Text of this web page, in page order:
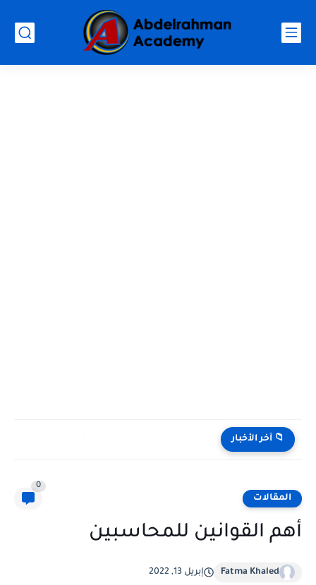
📁 آخر الأخبار
المقالات
0
أهم القوانين للمحاسبين
Fatma Khaled إبريل 13, 2022